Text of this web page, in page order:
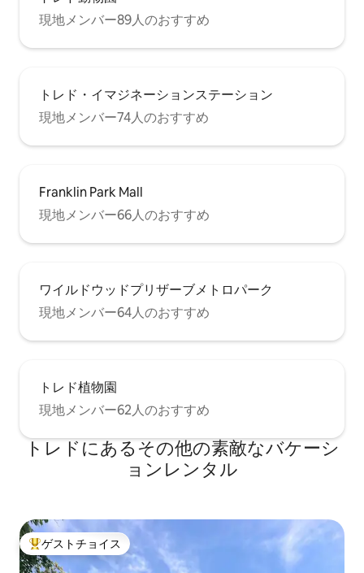
現地メンバー89人のおすすめ
トレド・イマジネーションステーション
現地メンバー74人のおすすめ
Franklin Park Mall
現地メンバー66人のおすすめ
ワイルドウッドプリザーブメトロパーク
現地メンバー64人のおすすめ
トレド植物園
現地メンバー62人のおすすめ
トレドにあるその他の素敵なバケーシ
ョンレンタル
大好評のゲストチョイスです。
ゲストチョイス